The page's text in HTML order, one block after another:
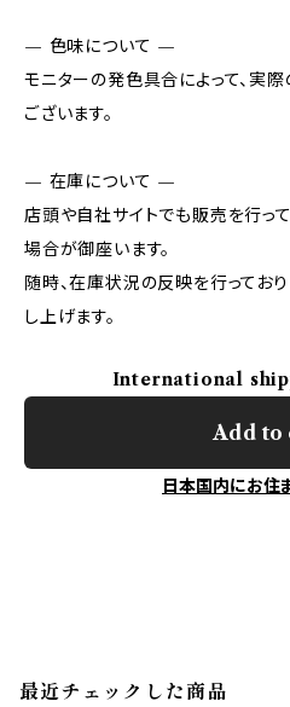
— 色味について —
モニターの発色具合によって、実
ございます。
— 在庫について —
店頭や自社サイトでも販売を行っ
場合が御座います。
随時、在庫状況の反映を行ってお
し上げます。
International
Add to
日本国内にお住
最近チェックした商品